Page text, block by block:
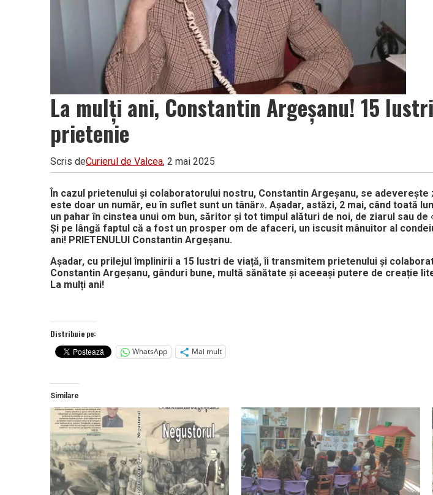
La mulți ani, Constantin Argeșanu! 15
prietenie
Scris deCurierul de Valcea, 2 mai 2025
În cazul prietenului și colaboratorului nostru, Constantin Argeșanu, se adeverește
este doar un număr, eu în suflet sunt un tânăr». Așadar, astăzi, 2 mai, când toată
un pahar în cinstea unui om bun, săritor și tot timpul alături de noi, de ziarul sau de
Și pe lângă faptul că a fost un prosper om de afaceri, un iscusit mânuitor al
ani! PRIETENULUI Constantin Argeșanu.
Așadar, cu prilejul împlinirii a 15 lustri de viață, îi transmitem prietenului și
Constantin Argeșanu, gânduri bune, multă sănătate și aceeași putere de creație
La mulți ani!
Distribuie pe:
WhatsApp
Mai mult
Similare